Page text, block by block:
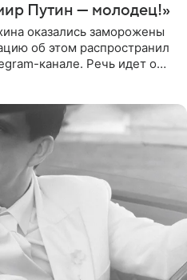
Путин — молодец!»
оказались заморожены
об этом распространил
канале. Речь идет о